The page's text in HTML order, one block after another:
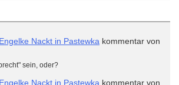
Nackt in Pastewka kommentar von
sein, oder?
Nackt in Pastewka kommentar von